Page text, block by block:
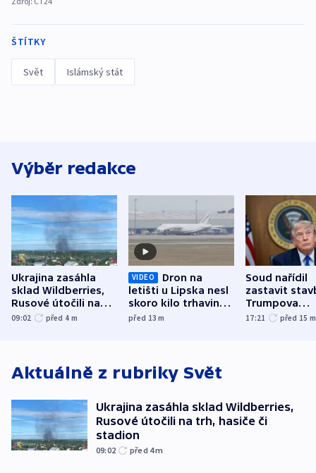
ŠTÍTKY
Svět Islámský stát
Výběr redakce
Ukrajina zasáhla
sklad Wildberries,
Rusové útočili na
trh, hasiče či
09:02 před 4 m
VIDEO
Dron na
letišti u Lipska nesl
skoro kilo trhaviny,
indicie ukazují na
před 13m
Soud nařídil
zastavit
Trumpova
tanečního
17:21 před 15 m
Aktuálně z rubriky Svět
Ukrajina zasáhla sklad Wildberries,
Rusové útočili na trh, hasiče či
stadion
09:02 před 4m